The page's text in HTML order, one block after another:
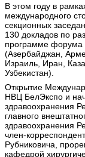
В этом году в
международного
секционных
130 докладов по
программе форума
(Азербайджан,
Израиль, Иран,
Узбекистан).
Открытие
НВЦ БелЭкспо и
здравоохранения
главного
здравоохранения
член-
Рубниковича,
кафедрой